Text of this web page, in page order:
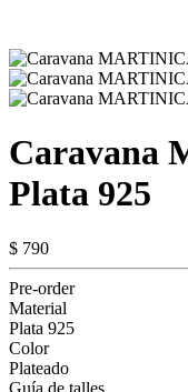
Caravana
Plata 925
$ 790
Pre-order
Material
Plata 925
Color
Plateado
Guía de talles